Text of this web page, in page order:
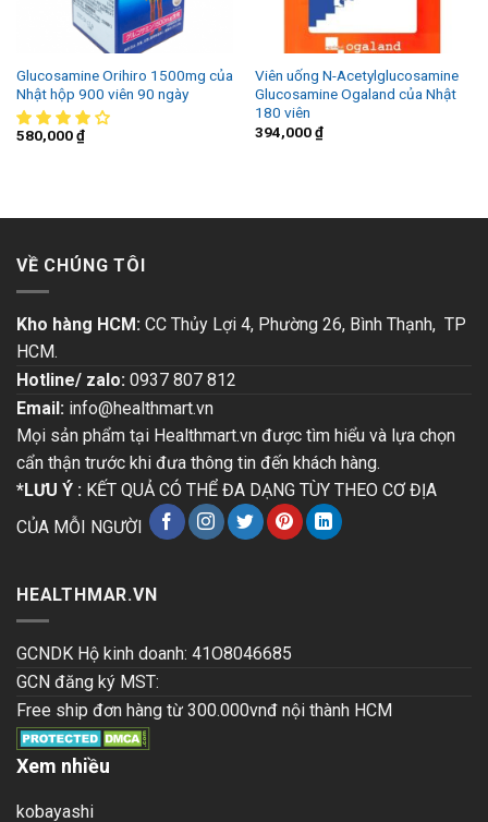
Glucosamine Orihiro 1500mg của
Nhật hộp 900 viên 90 ngày
580,000₫
Viên uống N-Acetylglucosamine
Glucosamine Ogaland của Nhật
180 viên
394,000₫
VỀ CHÚNG TÔI
Kho hàng HCM: CC Thủy Lợi 4, Phường 26, Bình Thạnh, TP
HCM.
Hotline/ zalo: 0937 807 812
Email: info@healthmart.vn
Mọi sản phẩm tại Healthmart.vn được tìm hiểu và lựa chọn
cẩn thận trước khi đưa thông tin đến khách hàng.
*LƯU Ý : KẾT QUẢ CÓ THỂ ĐA DẠNG TÙY THEO CƠ ĐỊA
CỦA MỖI NGƯỜI
HEALTHMAR.VN
GCNDK Hộ kinh doanh: 41O8046685
GCN đăng ký MST:
Free ship đơn hàng từ 300.000vnđ nội thành HCM
Xem nhiều
kobayashi